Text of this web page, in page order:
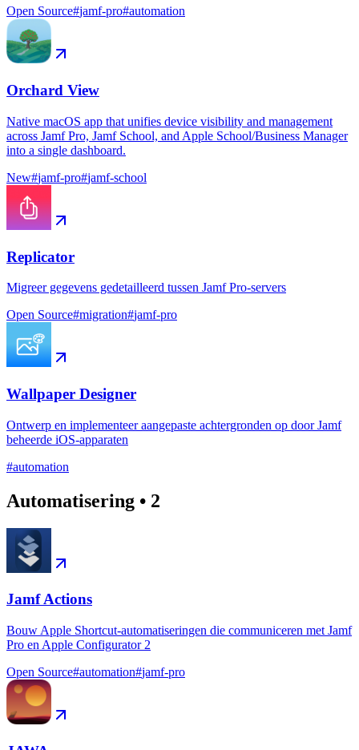
Open Source#jamf-pro#automation
Orchard View
Native macOS app that unifies device visibility and management
across Jamf Pro, Jamf School, and Apple School/Business Manager
into a single dashboard.
New#jamf-pro#jamf-school
Replicator
Migreer gegevens gedetailleerd tussen Jamf Pro-servers
Open Source#migration#jamf-pro
Wallpaper Designer
Ontwerp en implementeer aangepaste achtergronden op door Jamf
beheerde iOS-apparaten
#automation
Automatisering • 2
Jamf Actions
Bouw Apple Shortcut-automatiseringen die communiceren met Jamf
Pro en Apple Configurator 2
Open Source#automation#jamf-pro